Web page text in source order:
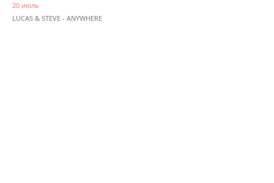
20 июль
LUCAS & STEVE - ANYWHERE